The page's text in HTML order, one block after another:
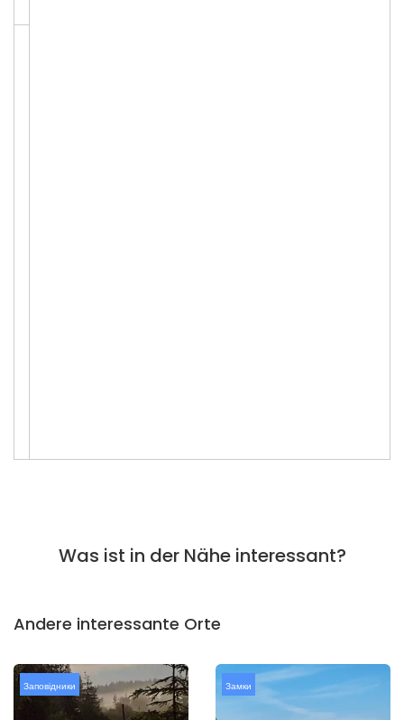
Was ist in der Nähe interessant?
Andere interessante Orte
Заповідники Замки